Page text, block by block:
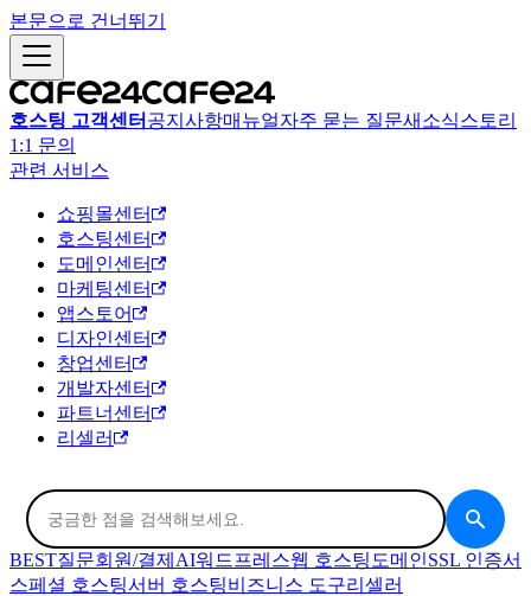
본문으로 건너뛰기
호스팅 고객센터 공지사항매뉴얼자주 묻는 질문새소식스토리
1:1 문의
관련 서비스
쇼핑몰센터
호스팅센터
도메인센터
마케팅센터
앱스토어
디자인센터
창업센터
개발자센터
파트너센터
리셀러
BEST질문회원/결제 AI워드프레스웹 호스팅 도메인SSL 인증서
스페셜 호스팅서버 호스팅비즈니스 도구리셀러